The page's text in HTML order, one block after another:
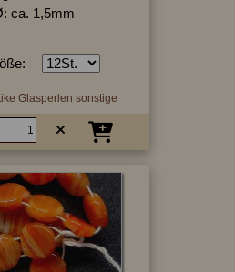
ca. 1,5mm
Glasperlen sonstige